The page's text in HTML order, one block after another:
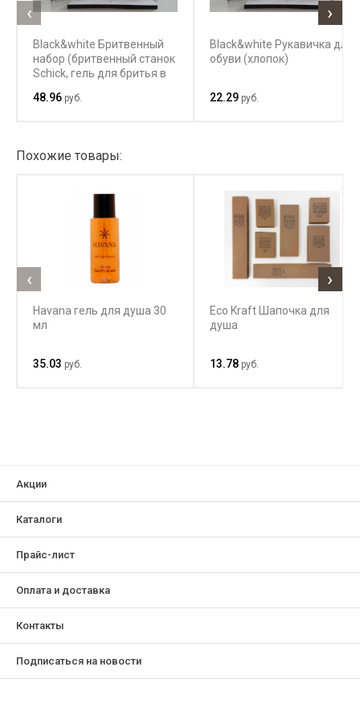
Black&white Бритвенный
набор (бритвенный станок
Schick, гель для бритья в
48.96 руб.
Black&white Рукавичка для
обуви (хлопок)
22.29 руб.
‹ ›
Похожие товары:
Havana гель для душа 30
мл
35.03 руб.
Eco Kraft Шапочка для
душа
13.78 руб.
‹ ›
Акции
Каталоги
Прайс-лист
Оплата и доставка
Контакты
Подписаться на новости